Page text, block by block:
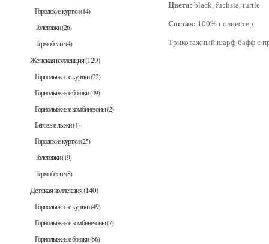
Городские куртки(14)
Толстовки(26)
Термобелье(4)
Женская коллекция(129)
Горнолыжные куртки(22)
Горнолыжные брюки(49)
Горнолыжные комбинезоны(2)
Беговые лыжи(4)
Городские куртки(25)
Толстовки(19)
Термобелье(8)
Детская коллекция(140)
Горнолыжные куртки(49)
Горнолыжные комбинезоны(7)
Горнолыжные брюки(56)
Цвета: black, fuchsia, turtle
Состав: 100% полиестер
Трикотажный шарф-бафф с